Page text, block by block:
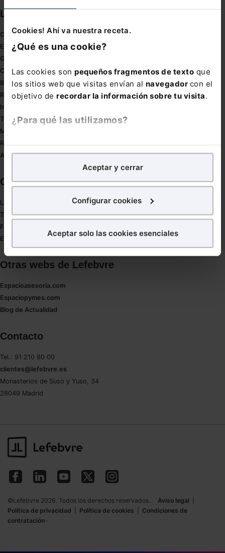
Cookies! Ahí va nuestra receta.
¿Qué es una cookie?
Las cookies son pequeños fragmentos de texto que
los sitios web que visitas envían al navegador con el
objetivo de recordar la información sobre tu visita.
¿Para qué las utilizamos?
analíticospara tratar demejorar tu experienciaen
nuestra página web. También con fines publicitarios,
para poder mostrarte publicidad y contenidos de tu
¿Qué puedes hacer?
en la web sea óptima
Puedesaceptar solo las esenciales
También puedes
seleccionar solo aquellas que quieras permitir en tu
navegador. Si no seleccionas ninguna utilizaremos
Aceptar y cerrar
Configurar cookies
Aceptar solo las cookies esenciales
Links directos
Coronavirus
Estudio de salud abogacía
Gestión de despachos
Compliance
Buenas Prácticas Tributarias
RGPD
Innovación
Tesauro
Mapa web
Redirect sitemap
Autores de El Derecho
Corporativo
Lefebvre
Tienda online
Formación
Empleos
Otras webs de Lefebvre
Espacioasesoria.com
Espaciopymes.com
Blog de Actualidad
Contacto
Tel.: 91 210 80 00
clientes@lefebvre.es
Monasterios de Suso y Yuso, 34
28049 Madrid
©Lefebvre 2026. Todos los derechos reservados. Aviso legal
Política de privacidad
Política de cookies
Condiciones de
contratación ·